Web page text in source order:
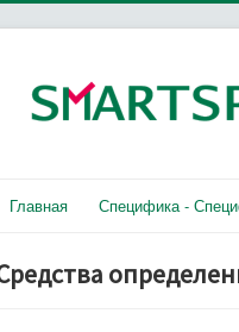
Главная Специфика -